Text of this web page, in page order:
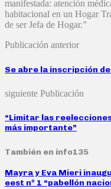
manifestada: atención
habitacional en un Hogar
de ser Jefa de Hogar.”
Publicación anterior
Se abre la inscripción
siguiente Publicación
“Limitar las
más importante”
También en info135
Mayra y Eva Mieri
eest nº 1 “pabellón